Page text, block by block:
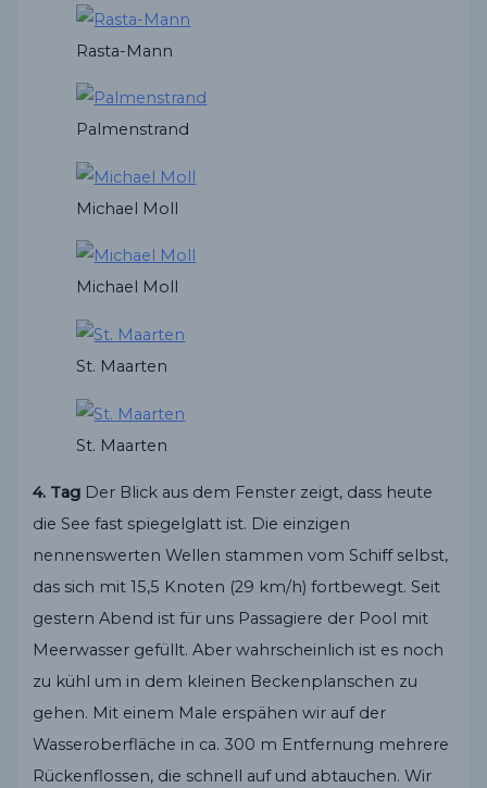
Rasta-Mann
Palmenstrand
Michael Moll
Michael Moll
St. Maarten
St. Maarten
4. Tag Der Blick aus dem Fenster zeigt, dass heute
die See fast spiegelglatt ist. Die einzigen
nennenswerten Wellen stammen vom Schiff selbst,
das sich mit 15,5 Knoten (29 km/h) fortbewegt. Seit
gestern Abend ist für uns Passagiere der Pool mit
Meerwasser gefüllt. Aber wahrscheinlich ist es noch
zu kühl um in dem kleinen Beckenplanschen zu
gehen. Mit einem Male erspähen wir auf der
Wasseroberfläche in ca. 300 m Entfernung mehrere
Rückenflossen, die schnell auf und abtauchen. Wir